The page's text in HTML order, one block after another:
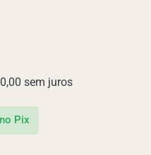
sem juros
no Pix